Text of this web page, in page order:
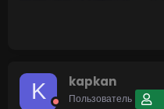
K kapkan
Пользователь